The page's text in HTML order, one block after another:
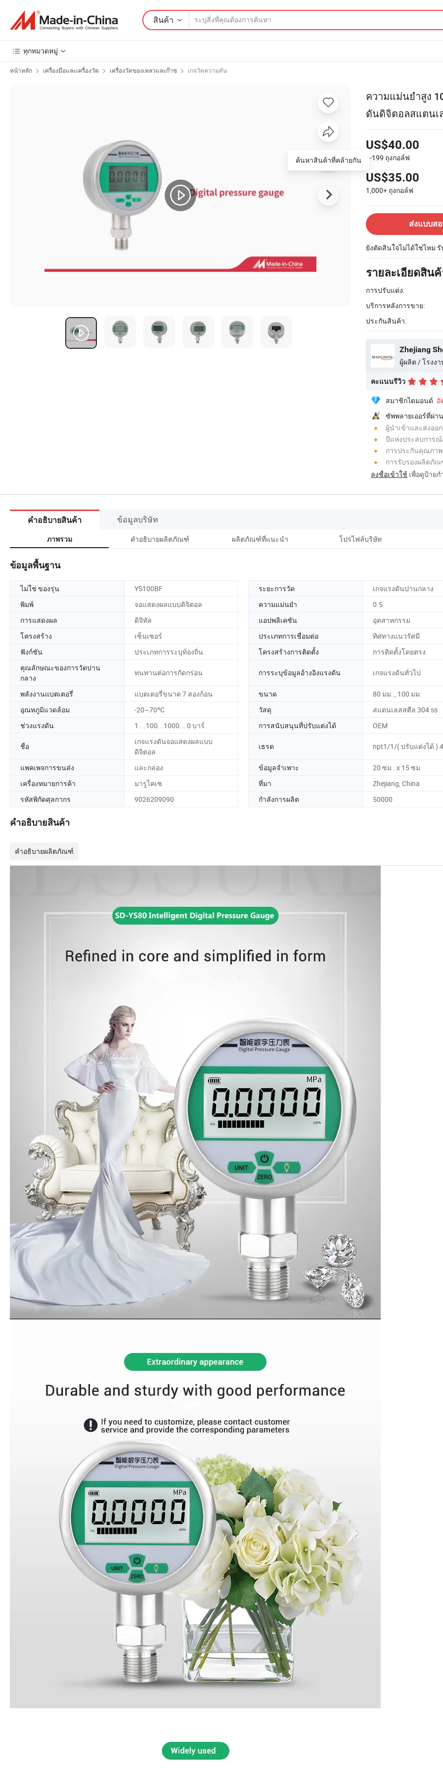
สินค้า
ทุกหมวดหมู่
หน้าหลัก เครื่องมือและเครื่องวัด เครื่องวัดของเหลวและก๊าซ เกจวัดความดัน
ความแม่นยำสูง
ดันดิจิตอลสแตนเ
US$40.00
5-199 ถุงกอล์ฟ
US$35.00
1,000+ ถุงกอล์ฟ
ส่งแบบส
ยังตัดสินใจไม่ได้ใช่ไหม
รายละเอียดสิน
การปรับแต่ง:
บริการหลังการขาย:
ประกันสินค้า:
Zhejiang
ผู้ผลิต / โรงง
คะแนนรีวิว
สมาชิกไดมอนด์ อั
ซัพพลายเออร์ที่ผ่า
ผู้นำเข้าและส่งออก
ปีแห่งประสบการณ์
การประกันคุณภาพ
การรับรองผลิตภั
ลงชื่อเข้าใช้ เพื่อดูป้าย
ค้นหาสินค้าที่คล้ายกัน
คำอธิบายสินค้า ข้อมูลบริษัท
ภาพรวม คำอธิบายผลิตภัณฑ์ ผลิตภัณฑ์ที่แนะนำ โปรไฟล์บริษัท
ข้อมูลพื้นฐาน
ไม่ใช่ ของรุ่น YS100BF ระยะการวัด
เกจแรงดันปานกลาง
พิมพ์
จอแสดงผลแบบดิจิตอล ความแม่นยำ
0.5
การแสดงผล
ดิจิทัล แอปพลิเคชัน
อุตสาหกรรม
โครงสร้าง
เซ็นเซอร์ ประเภทการเชื่อมต่อ
ทิศทางแนวรัศมี
ฟังก์ชัน
ประเภทการระบุท้องถิ่น โครงสร้างการติดตั้ง
การติดตั้งโดยตรง
คุณลักษณะของการวัดปาน
กลาง
ทนทานต่อการกัดกร่อน การระบุข้อมูลอ้างอิงแรงดัน เกจแรงดันทั่วไป
พลังงานแบตเตอรี่ แบตเตอรี่ขนาด 7 สองก้อน ขนาด
80 มม ., 100 มม
อุณหภูมิแวดล้อม
-20~70ºC วัสดุ
สแตนเลสสตีล 304 ss
ช่วงแรงดัน
1 ...100...1000... 0 บาร์ การสนับสนุนที่ปรับแต่งได้ OEM
ชื่อ
เกจแรงดันจอแสดงผลแบบ
ดิจิตอล
เธรด npt1/1/( ปรับแต่งได้ ) 4
แพคเพจการขนส่ง และกล่อง ข้อมูลจำเพาะ
20 ซม . x 15 ซม
เครื่องหมายการค้า
มารูไคเซ ที่มา
Zhejiang, China
รหัสพิกัดศุลกากร
9026209090 กำลังการผลิต 50000
คำอธิบายสินค้า
คำอธิบายผลิตภัณฑ์